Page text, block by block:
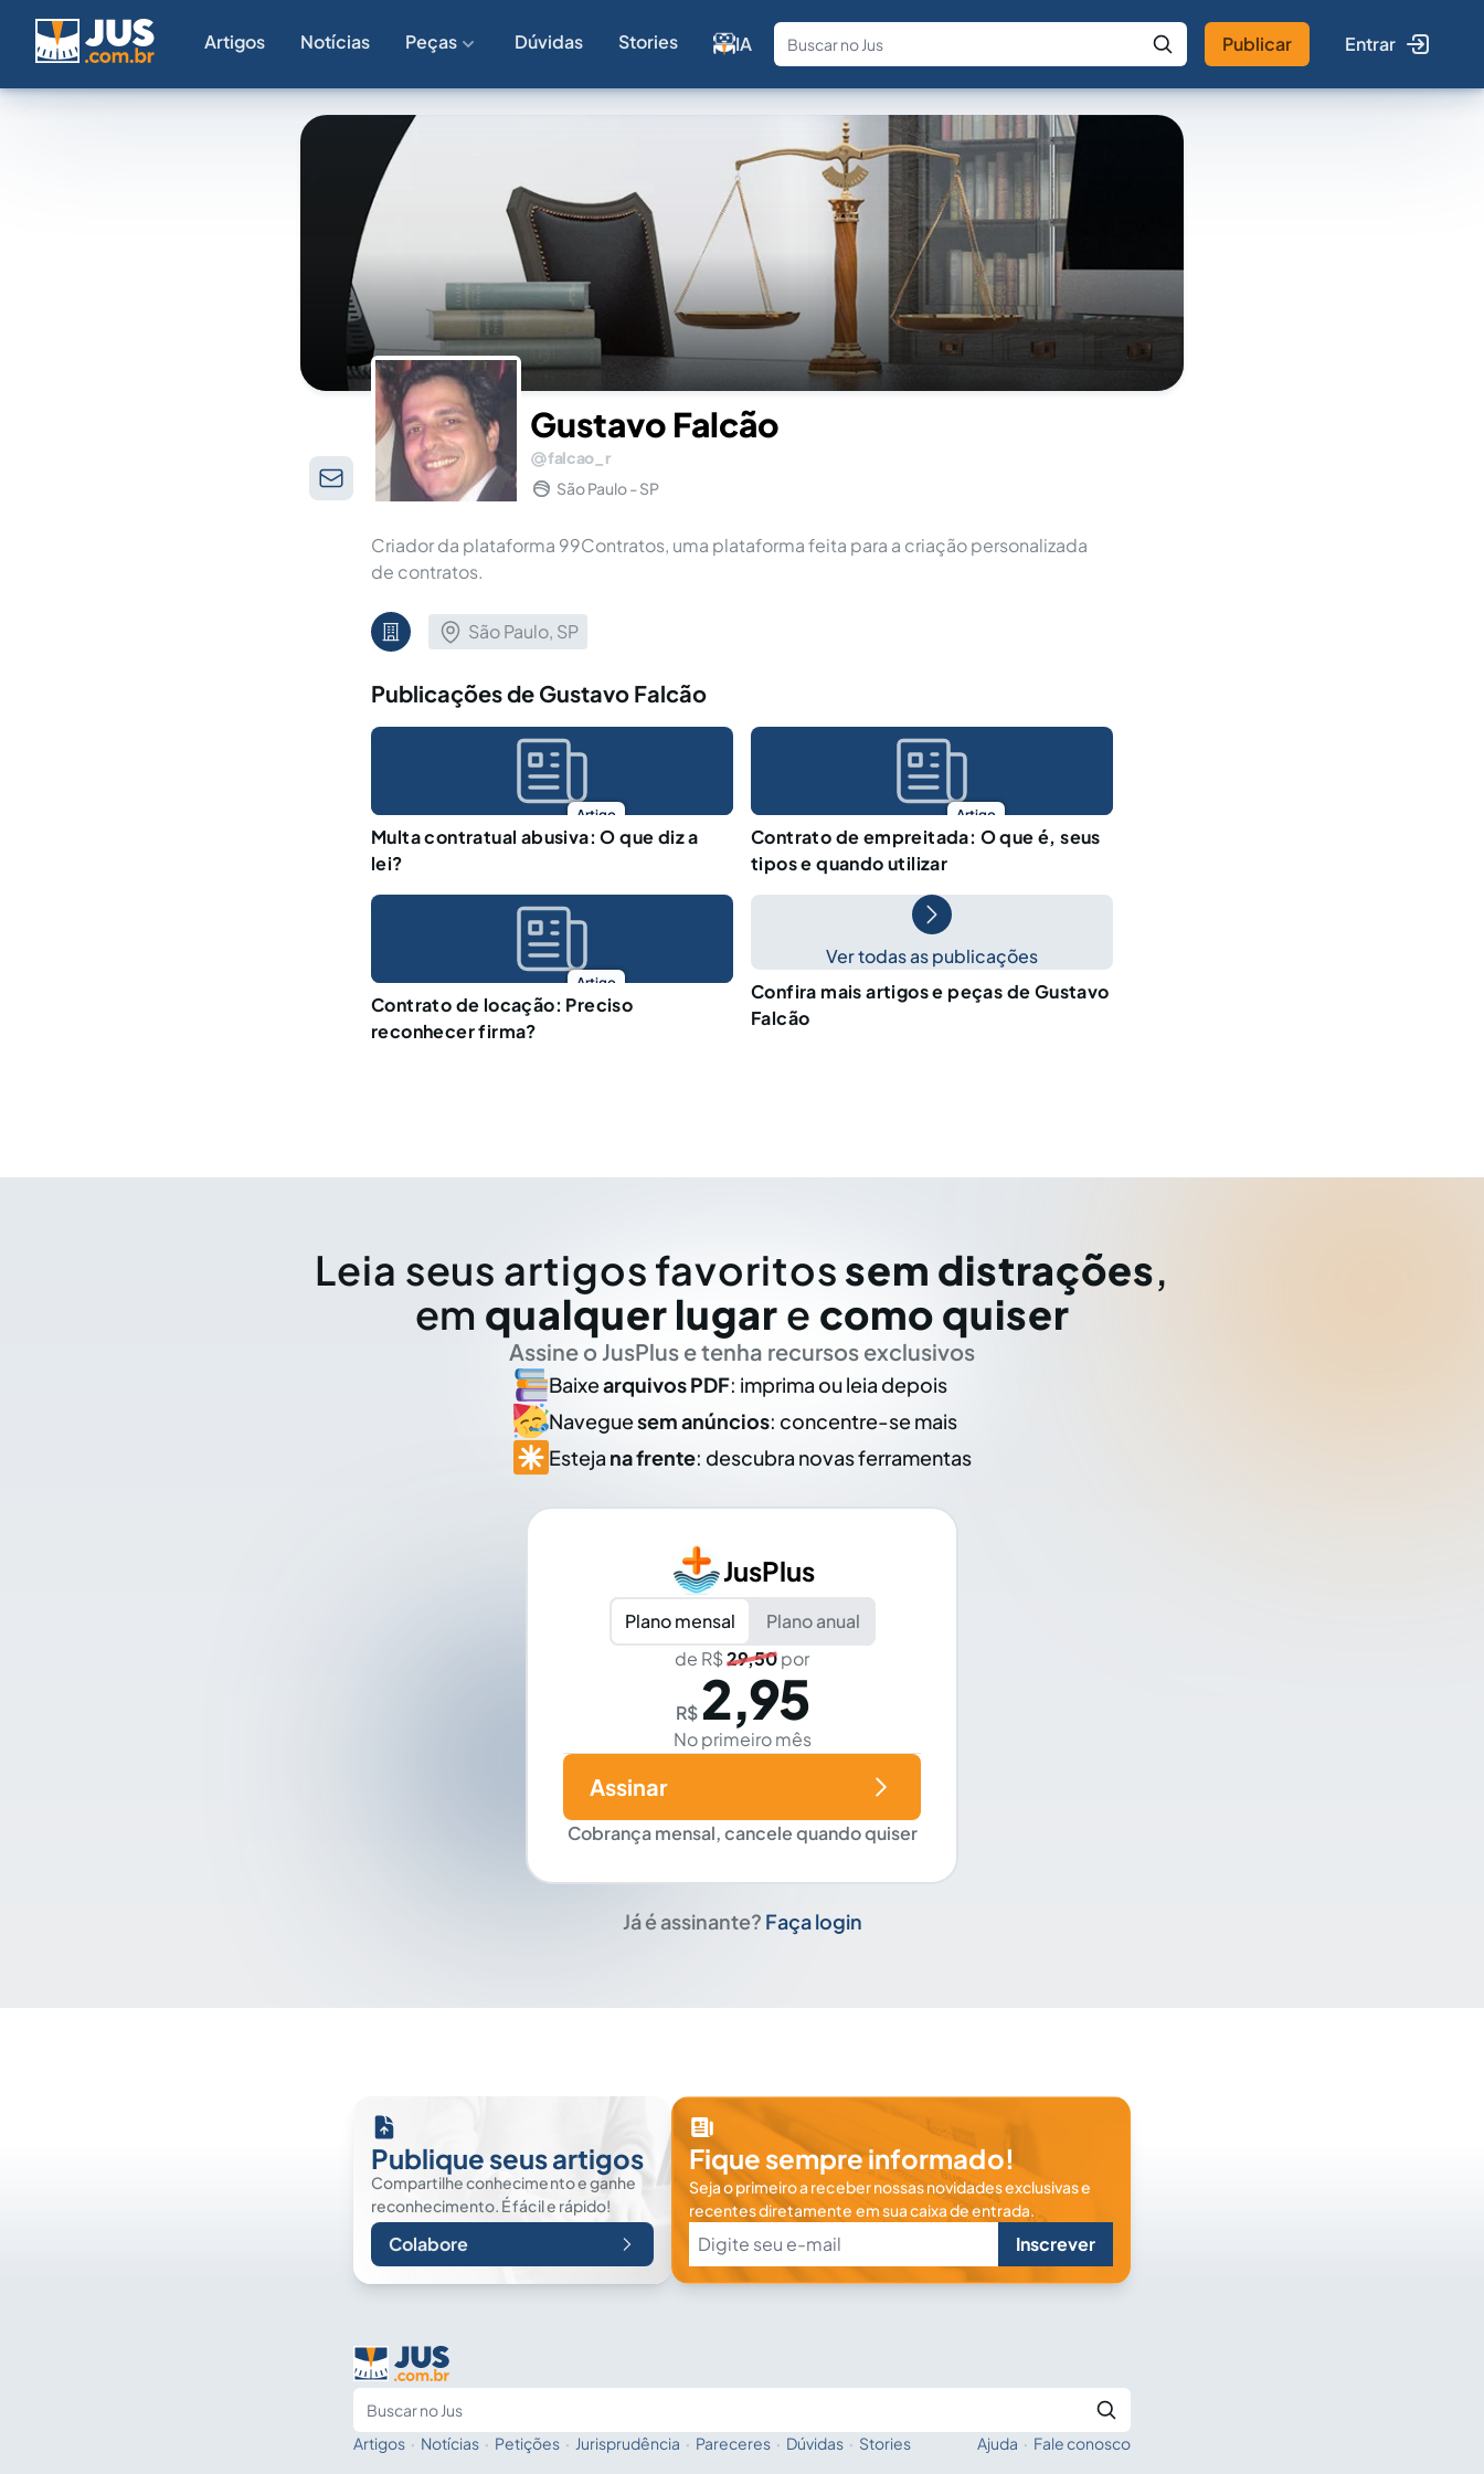
Artigos Notícias Peças Dúvidas Stories IA
Fale com a IA Buscar no Jus
Publicar Entrar
Gustavo Falcão
falcao_r
São Paulo - SP
Criador da plataforma 99Contratos, uma plataforma feita para a criação personalizada
de contratos.
São Paulo, SP
Publicações de Gustavo Falcão
Artigo
Multa contratual abusiva: O que diz a
lei?
Artigo
Contrato de empreitada: O que é, seus
tipos e quando utilizar
Artigo
Contrato de locação: Preciso
reconhecer firma?
Ver todas as publicações
Confira mais artigos e peças de Gustavo
Falcão
Leia seus artigos favoritos sem distrações,
em qualquer lugar e como quiser
Assine o JusPlus e tenha recursos exclusivos
Baixearquivos PDF: imprima ou leia depois
Naveguesem anúncios: concentre-se mais
Esteja na frente: descubra novas ferramentas
JusPlus
Plano mensal
Plano anual
de R$29,50por
R$ 2,95
No primeiro mês
Cobrança mensal, cancele quando quiser
Assinar
Já é assinante? Faça login
Publique seus artigos
Compartilhe conhecimento e ganhe
reconhecimento. É fácil e rápido!
Colabore
Fique sempre informado!
Seja o primeiro a receber nossas novidades exclusivas e
recentes diretamente em sua caixa de entrada.
Inscrever
Artigos · Notícias · Petições · Jurisprudência · Pareceres · Dúvidas · Stories Ajuda · Fale conosco